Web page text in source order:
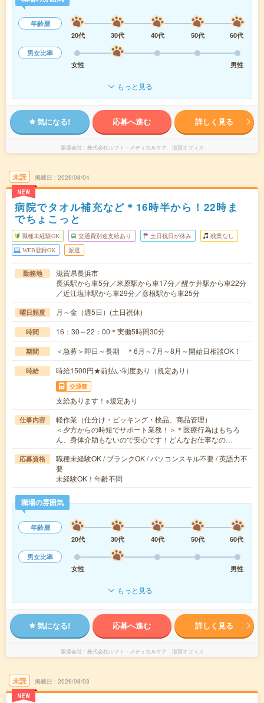
年齢層
20代
30代 40代 50代
60代
男女比率
女性
男性
もっと見る
気になる! 応募へ進む 詳しく見る
派遣会社 株式会社ルフト・メディカルケア 滋賀オフィス
未読
NEW
掲載日 2026/08/04
病院でタオル補充など＊16時半から！22時ま
でちょこっと
職種未経験OK 交通費別途支給あり 土日祝日が休み 残業なし
WEB登録OK 派遣
勤務地
滋賀県長浜市
長浜駅から車5分／米原駅から車17分／醒ケ井駅から車22分
／近江塩津駅から車29分／彦根駅から車25分
曜日頻度 月～金（週5日）(土日祝休)
時間 16：30～22：00＊実働5時間30分
期間 ＜急募＞即日～長期 ＊6月～7月～8月～開始日相談OK！
時給 時給1500円★前払い制度あり（規定あり）
交通費
支給あります！※規定あり
仕事内容
軽作業（仕分け・ピッキング・検品、商品管理）
＜夕方からの時短でサポート業務！＞＊医療行為はもちろ
ん、身体介助もないので安心です！どんなお仕事なの…
応募資格
職種未経験OK / ブランクOK / パソコンスキル不要 / 英語力不
要
未経験OK！年齢不問
職場の雰囲気
年齢層
20代
30代 40代 50代
60代
男女比率
女性
男性
もっと見る
気になる! 応募へ進む 詳しく見る
派遣会社 株式会社ルフト・メディカルケア 滋賀オフィス
未読
NEW
掲載日 2026/08/03